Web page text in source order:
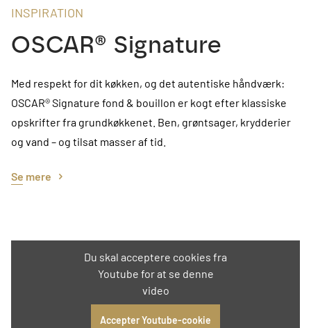
INSPIRATION
OSCAR® Signature
Med respekt for dit køkken, og det autentiske håndværk:
OSCAR® Signature fond & bouillon er kogt efter klassiske
opskrifter fra grundkøkkenet. Ben, grøntsager, krydderier
og vand – og tilsat masser af tid.
Se mere
Du skal acceptere cookies fra
Youtube for at se denne
video
Accepter Youtube-cookie